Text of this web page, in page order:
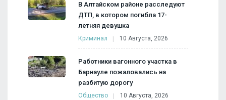
В Алтайском районе расследуют
ДТП, в котором погибла 17-
летняя девушка
Криминал 10 Августа, 2026
Работники вагонного участка в
Барнауле пожаловались на
разбитую дорогу
Общество 10 Августа, 2026